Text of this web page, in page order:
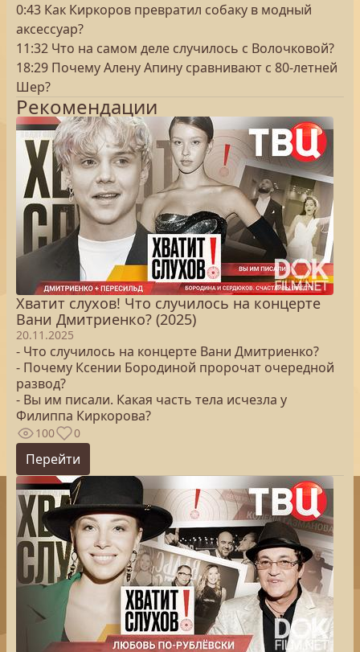
0:43 Как Киркоров превратил собаку в модный
аксессуар?
11:32 Что на самом деле случилось с Волочковой?
18:29 Почему Алену Апину сравнивают с 80-летней
Шер?
Рекомендации
Хватит слухов! Что случилось на концерте
Вани Дмитриенко? (2025)
20.11.2025
- Что случилось на концерте Вани Дмитриенко?
- Почему Ксении Бородиной пророчат очередной
развод?
- Вы им писали. Какая часть тела исчезла у
Филиппа Киркорова?
100 0
Перейти